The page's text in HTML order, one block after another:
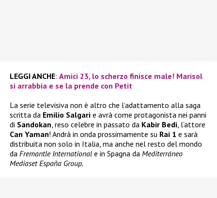
LEGGI ANCHE: Amici 23, lo scherzo finisce male! Marisol
si arrabbia e se la prende con Petit
La serie televisiva non è altro che l’adattamento alla saga
scritta da Emilio Salgari e avrà come protagonista nei panni
di Sandokan, reso celebre in passato da Kabir Bedi, l’attore
Can Yaman! Andrà in onda prossimamente su Rai 1 e sarà
distribuita non solo in Italia, ma anche nel resto del mondo
da Fremantle International e in Spagna da Mediterráneo
Mediaset España Group.